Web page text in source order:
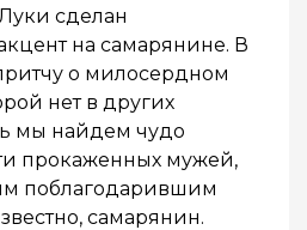
сделан
на самарянине. В
о милосердном
нет в других
мы найдем чудо
прокаженных мужей,
поблагодарившим
самарянин.